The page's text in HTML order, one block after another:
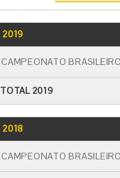
2019
CAMPEONATO
TOTAL 2019
2018
CAMPEONATO